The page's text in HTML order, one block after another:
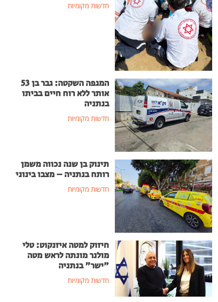
חדשות מקומיות
המגפה השקטה: גבר בן 53
אותר ללא רוח חיים בביתו
בנתניה
חדשות מקומיות
תינוק בן שנה נכווה משמן
רותח בנתניה – מצבו בינוני
חדשות מקומיות
חיזוק למטה איזנקוט: טלי
מולנר מונתה לראש מטה
"ישר" בנתניה
חדשות מקומיות